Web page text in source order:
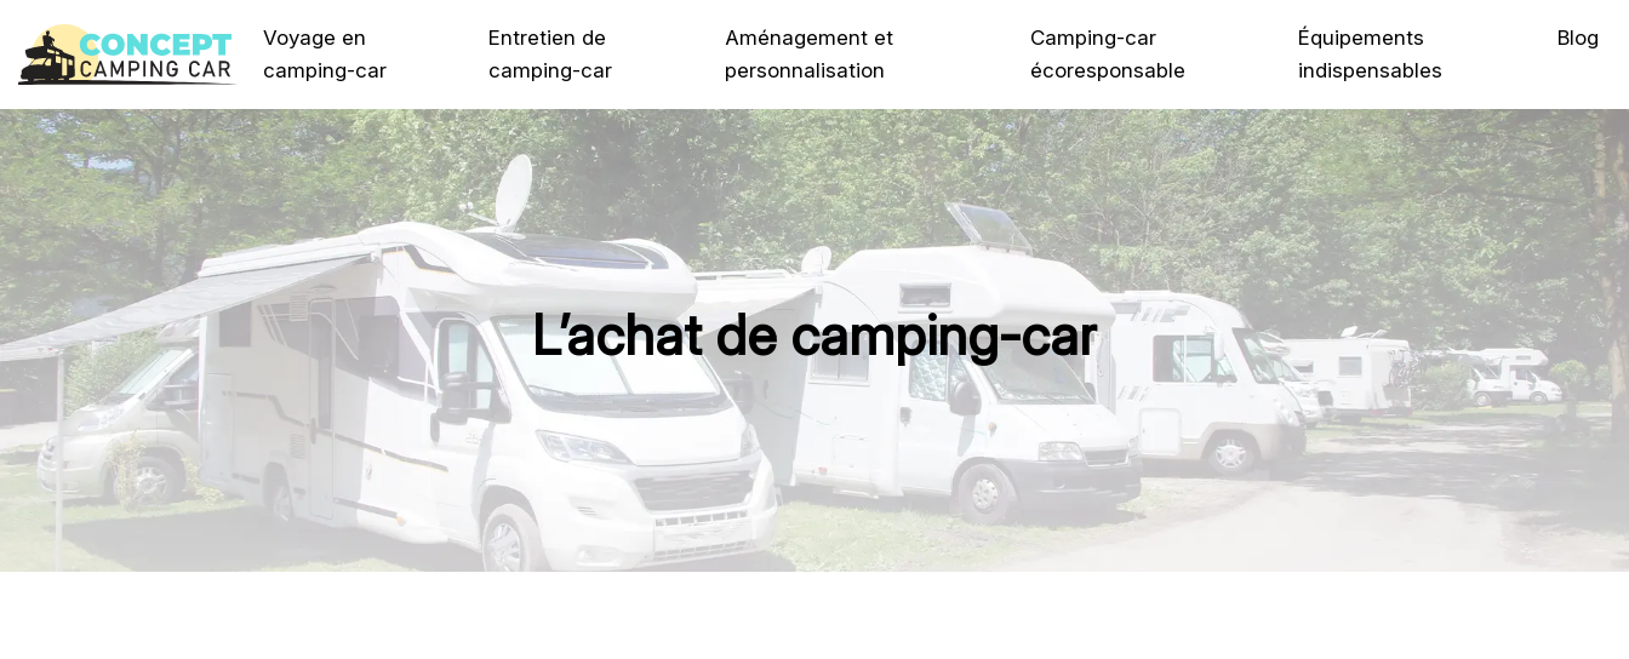
Voyage en
camping-car
Entretien de
camping-car
Aménagement et
personnalisation
Camping-car
écoresponsable
Équipements
indispensables
Blog
L’achat de camping-car